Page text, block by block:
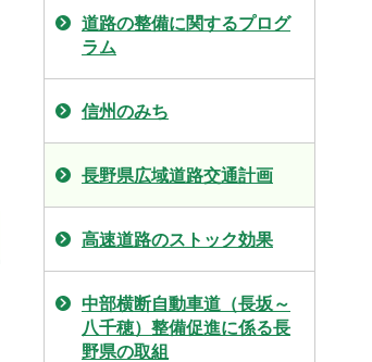
道路の整備に関するプログ
ラム
信州のみち
長野県広域道路交通計画
高速道路のストック効果
中部横断自動車道（長坂～
八千穂）整備促進に係る長
野県の取組